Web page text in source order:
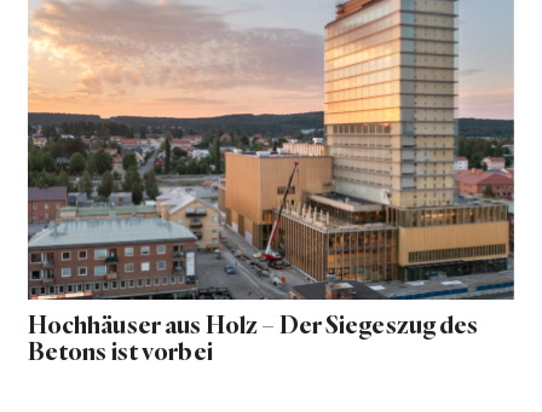
Hochhäuser aus Holz – Der Siegeszug des
Betons ist vorbei